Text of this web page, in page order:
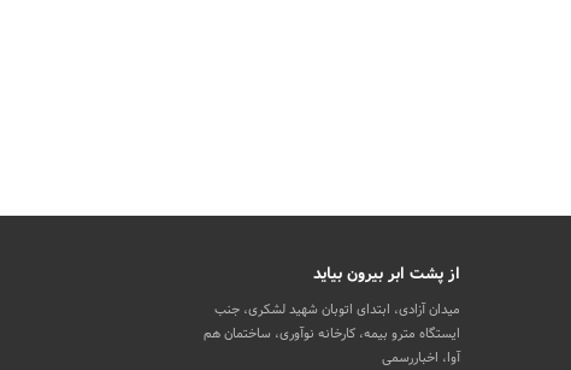
از پشت ابر بیرون بیاید
میدان آزادی، ابتدای اتوبان شهید لشکری، جنب
ایستگاه مترو بیمه، کارخانه نوآوری، ساختمان هم
آوا، اخباررسمی